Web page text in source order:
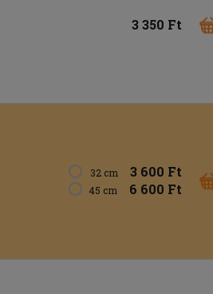
3 350 Ft
32 cm 3 600 Ft
45 cm 6 600 Ft